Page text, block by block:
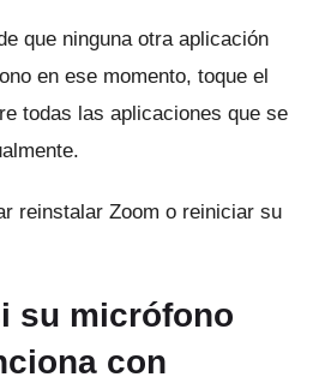
que ninguna otra aplicación
en ese momento, toque el
todas las aplicaciones que se
reinstalar Zoom o reiniciar su
su micrófono
con